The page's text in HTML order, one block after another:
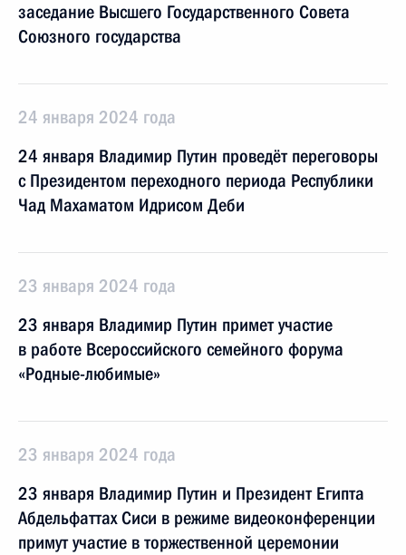
заседание Высшего Государственного Совета
Союзного государства
24 января 2024 года
24 января Владимир Путин проведёт переговоры
с Президентом переходного периода Республики
Чад Махаматом Идрисом Деби
23 января 2024 года
23 января Владимир Путин примет участие
в работе Всероссийского семейного форума
«Родные-любимые»
23 января 2024 года
23 января Владимир Путин и Президент Египта
Абдельфаттах Сиси в режиме видеоконференции
примут участие в торжественной церемонии